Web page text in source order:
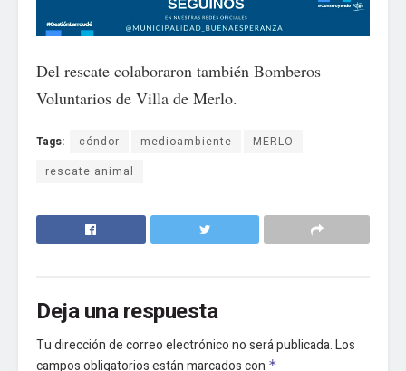
Del rescate colaboraron también Bomberos
Voluntarios de Villa de Merlo.
Tags: cóndor medioambiente
MERLO
rescate animal
Deja una respuesta
Tu dirección de correo electrónico no será publicada.Los
campos obligatorios están marcados con *